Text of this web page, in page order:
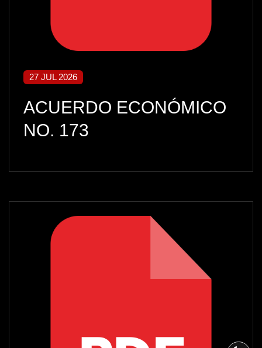
27 JUL 2026
ACUERDO ECONÓMICO
NO. 173